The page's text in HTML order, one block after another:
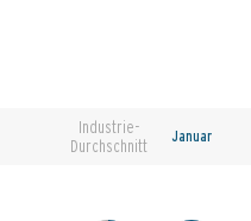
Industrie-
Durchschnitt
Januar